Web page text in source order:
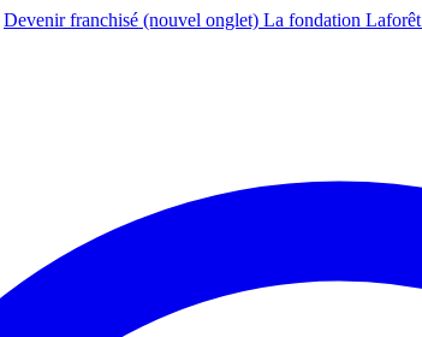
Devenir franchisé (nouvel onglet) La fondation Laforêt